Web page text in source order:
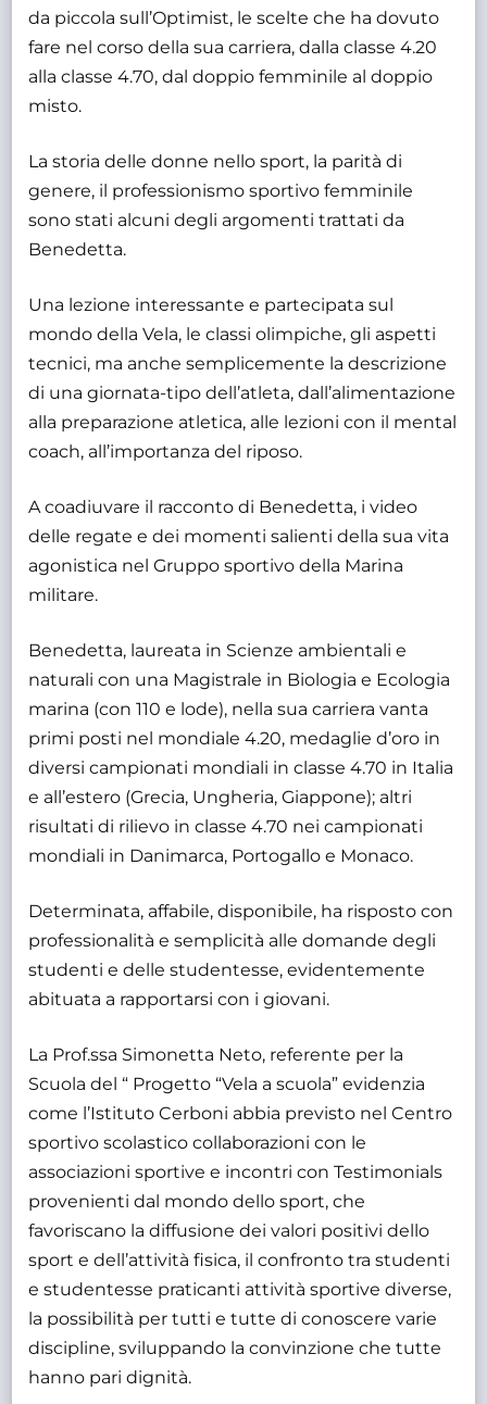
da piccola sull’Optimist, le scelte che ha dovuto
fare nel corso della sua carriera, dalla classe 4.20
alla classe 4.70, dal doppio femminile al doppio
misto.
La storia delle donne nello sport, la parità di
genere, il professionismo sportivo femminile
sono stati alcuni degli argomenti trattati da
Benedetta.
Una lezione interessante e partecipata sul
mondo della Vela, le classi olimpiche, gli aspetti
tecnici, ma anche semplicemente la descrizione
di una giornata-tipo dell’atleta, dall’alimentazione
alla preparazione atletica, alle lezioni con il mental
coach, all’importanza del riposo.
A coadiuvare il racconto di Benedetta, i video
delle regate e dei momenti salienti della sua vita
agonistica nel Gruppo sportivo della Marina
militare.
Benedetta, laureata in Scienze ambientali e
naturali con una Magistrale in Biologia e Ecologia
marina (con 110 e lode), nella sua carriera vanta
primi posti nel mondiale 4.20, medaglie d’oro in
diversi campionati mondiali in classe 4.70 in Italia
e all’estero (Grecia, Ungheria, Giappone); altri
risultati di rilievo in classe 4.70 nei campionati
mondiali in Danimarca, Portogallo e Monaco.
Determinata, affabile, disponibile, ha risposto con
professionalità e semplicità alle domande degli
studenti e delle studentesse, evidentemente
abituata a rapportarsi con i giovani.
La Prof.ssa Simonetta Neto, referente per la
Scuola del “ Progetto “Vela a scuola” evidenzia
come l’Istituto Cerboni abbia previsto nel Centro
sportivo scolastico collaborazioni con le
associazioni sportive e incontri con Testimonials
provenienti dal mondo dello sport, che
favoriscano la diffusione dei valori positivi dello
sport e dell’attività fisica, il confronto tra studenti
e studentesse praticanti attività sportive diverse,
la possibilità per tutti e tutte di conoscere varie
discipline, sviluppando la convinzione che tutte
hanno pari dignità.